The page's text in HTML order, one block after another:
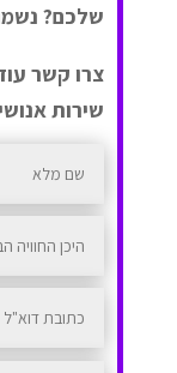
שלכם?
צרו קשר עוד
שירות